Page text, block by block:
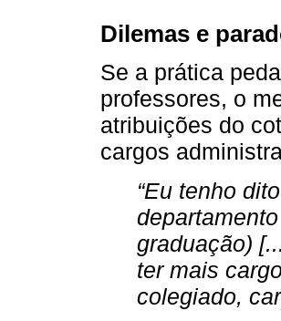
Dilemas e
Se a prática
professores, o
atribuições do
cargos
“Eu tenho
graduação)
ter mais
colegiado,